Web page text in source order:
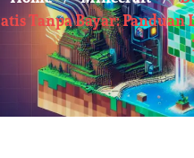
Atis Tanpa Bayar: